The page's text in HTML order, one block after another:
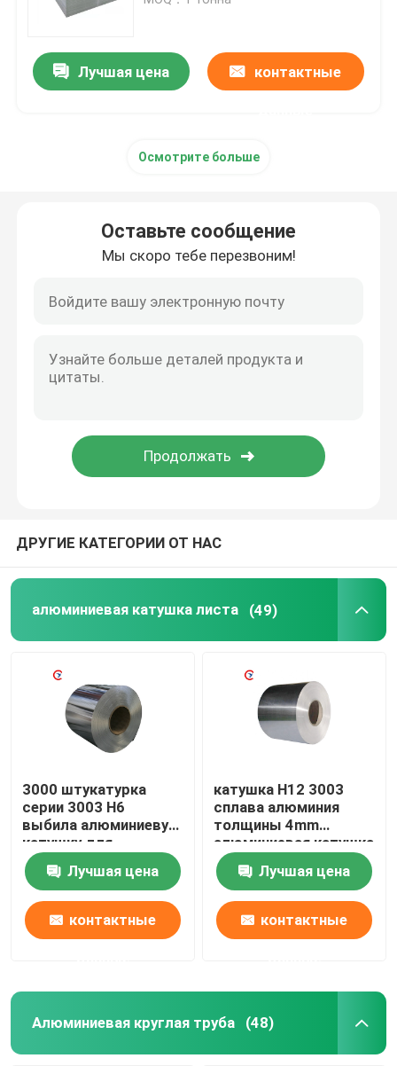
Лист углерода стальной
Алюминиевая трубка катушки
Алюминиевый сваривая провод
Износостойкая стальная пластина
Катушка из оцинкованной стали
Лучшая цена контактные
Осмотрите больше
Оставьте сообщение
Мы скоро тебе перезвоним!
ДРУГИЕ КАТЕГОРИИ ОТ НАС
алюминиевая катушка листа (49)
3000 штукатурка
серии 3003 H6
выбила алюминиевую
катушку для
украшения здания
крышиЛучшая цена
контактные
катушка H12 3003
сплава алюминия
толщины 4mm
алюминиевая катушка
3004 3005
Лучшая цена
контактные
Алюминиевая круглая труба (48)